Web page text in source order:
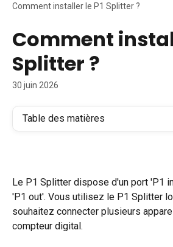
Comment installer le P1 Splitter ?
Comment
Splitter ?
30 juin 2026
Table des matières
Le P1 Splitter dispose d'un port 'P1
'P1 out'. Vous utilisez le P1 Splitter
souhaitez connecter plusieurs
compteur digital.